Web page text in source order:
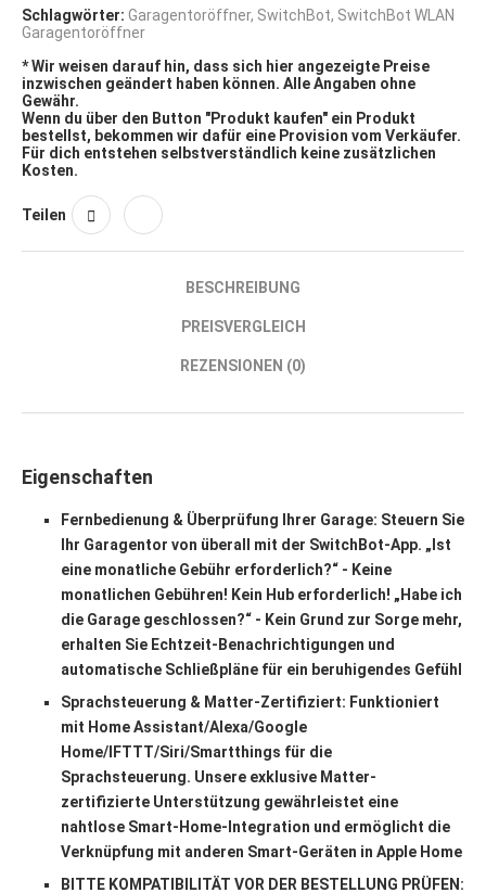
Schlagwörter: Garagentoröffner, SwitchBot, SwitchBot WLAN
Garagentoröffner
* Wir weisen darauf hin, dass sich hier angezeigte Preise
inzwischen geändert haben können. Alle Angaben ohne
Gewähr.
Wenn du über den Button "Produkt kaufen" ein Produkt
bestellst, bekommen wir dafür eine Provision vom Verkäufer.
Für dich entstehen selbstverständlich keine zusätzlichen
Kosten.
Teilen
BESCHREIBUNG
PREISVERGLEICH
REZENSIONEN (0)
Eigenschaften
Fernbedienung & Überprüfung Ihrer Garage: Steuern Sie
Ihr Garagentor von überall mit der SwitchBot-App. „Ist
eine monatliche Gebühr erforderlich?“ - Keine
monatlichen Gebühren! Kein Hub erforderlich! „Habe ich
die Garage geschlossen?“ - Kein Grund zur Sorge mehr,
erhalten Sie Echtzeit-Benachrichtigungen und
automatische Schließpläne für ein beruhigendes Gefühl
Sprachsteuerung & Matter-Zertifiziert: Funktioniert
mit Home Assistant/Alexa/Google
Home/IFTTT/Siri/Smartthings für die
Sprachsteuerung. Unsere exklusive Matter-
zertifizierte Unterstützung gewährleistet eine
nahtlose Smart-Home-Integration und ermöglicht die
Verknüpfung mit anderen Smart-Geräten in Apple Home
BITTE KOMPATIBILITÄT VOR DER BESTELLUNG PRÜFEN: